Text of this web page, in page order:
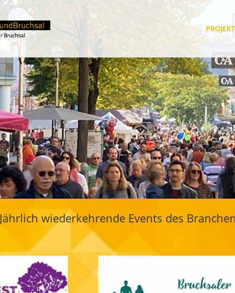
Jährlich wiederkehrende Events des